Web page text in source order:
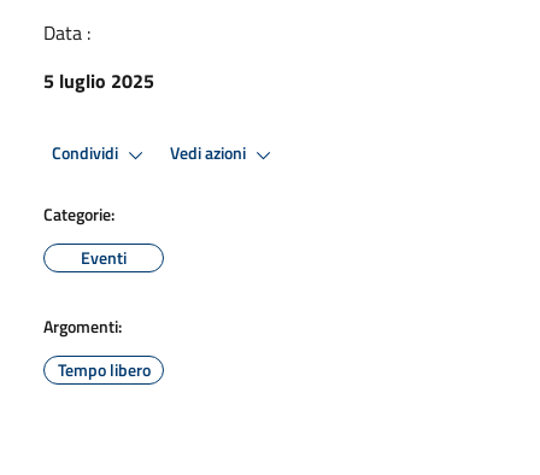
Data :
5 luglio 2025
Condividi Vedi azioni
Categorie:
Eventi
Argomenti:
Tempo libero